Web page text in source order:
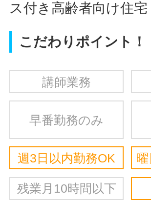
ス付き高齢者向け住
こだわりポイント！
講師業務
早番勤務のみ
週3日以内勤務OK
残業月10時間以下